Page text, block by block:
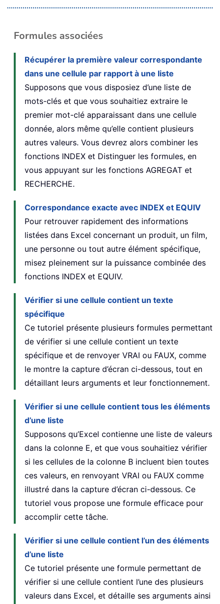
Formules associées
Récupérer la première valeur correspondante
dans une cellule par rapport à une liste
Supposons que vous disposiez d’une liste de
mots-clés et que vous souhaitiez extraire le
premier mot-clé apparaissant dans une cellule
donnée, alors même qu’elle contient plusieurs
autres valeurs. Vous devrez alors combiner les
fonctions INDEX et Distinguer les formules, en
vous appuyant sur les fonctions AGREGAT et
RECHERCHE.
Correspondance exacte avec INDEX et EQUIV
Pour retrouver rapidement des informations
listées dans Excel concernant un produit, un film,
une personne ou tout autre élément spécifique,
misez pleinement sur la puissance combinée des
fonctions INDEX et EQUIV.
Vérifier si une cellule contient un texte
spécifique
Ce tutoriel présente plusieurs formules permettant
de vérifier si une cellule contient un texte
spécifique et de renvoyer VRAI ou FAUX, comme
le montre la capture d’écran ci-dessous, tout en
détaillant leurs arguments et leur fonctionnement.
Vérifier si une cellule contient tous les éléments
d’une liste
Supposons qu’Excel contienne une liste de valeurs
dans la colonne E, et que vous souhaitiez vérifier
si les cellules de la colonne B incluent bien toutes
ces valeurs, en renvoyant VRAI ou FAUX comme
illustré dans la capture d’écran ci-dessous. Ce
tutoriel vous propose une formule efficace pour
accomplir cette tâche.
Vérifier si une cellule contient l’un des éléments
d’une liste
Ce tutoriel présente une formule permettant de
vérifier si une cellule contient l’une des plusieurs
valeurs dans Excel, et détaille ses arguments ainsi